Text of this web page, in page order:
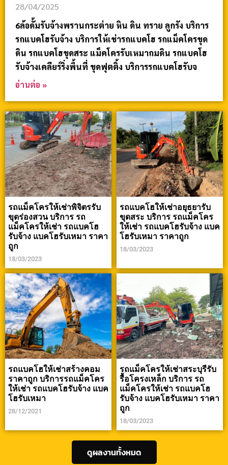
28/04/2025
6ล้อดั้มรับจ้างพรานกระต่าย หิน ดิน ทราย ลูกรัง บริการ
รถแบคโฮรับจ้าง บริการให้เช่ารถแบคโฮ รถแม็คโครขุด
ดิน รถแบคโฮขุดสระ แม็คโครรับเหมาถมดิน รถแบคโฮ
รับจ้างเคลียร์ริ่งพื้นที่ ขุดฟุตติ้ง บริการรถแบคโฮรับจ
อ่านต่อ »
รถแม็คโครให้เช่าพิจิตรรับ
ขุดร่องสวน บริการ รถ
แม็คโครให้เช่า รถแบคโฮ
รับจ้าง แบคโฮรับเหมา ราคา
ถูก
18/03/2023
รถแบคโฮให้เช่าอยุธยารับ
ขุดสระ บริการ รถแม็คโคร
ให้เช่า รถแบคโฮรับจ้าง แบค
โฮรับเหมา ราคาถูก
18/03/2023
รถแบคโฮให้เช่าสร้างคอม
ราคาถูก บริการรถแม็คโคร
ให้เช่า รถแบคโฮรับจ้าง แบค
โฮรับเหมา
28/12/2021
รถแม็คโครให้เช่าสระบุรีรับ
รื้อโครงเหล็ก บริการ รถ
แม็คโครให้เช่า รถแบคโฮ
รับจ้าง แบคโฮรับเหมา ราคา
ถูก
18/03/2023
ดูผลงานทั้งหมด